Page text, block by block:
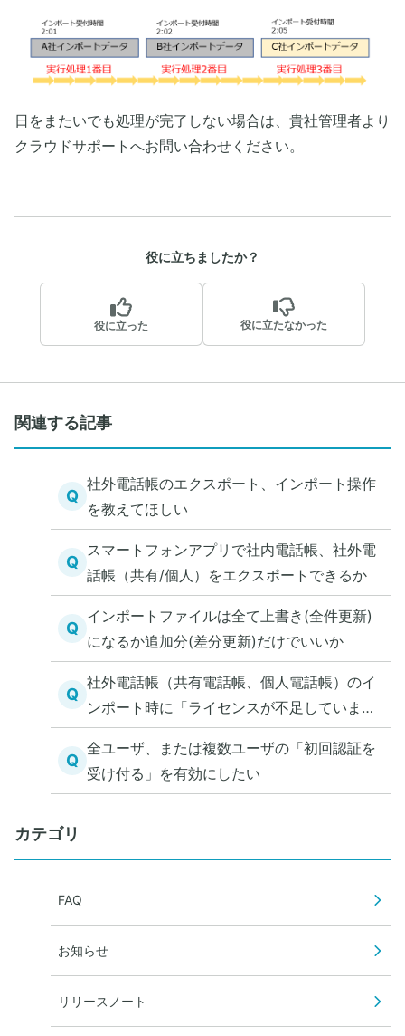
日をまたいでも処理が完了しない場合は、貴社管理者より
クラウドサポートへお問い合わせください。
役に立ちましたか？
役に立った 役に立たなかった
関連する記事
Q
社外電話帳のエクスポート、インポート操作
を教えてほしい
Q
スマートフォンアプリで社内電話帳、社外電
話帳（共有/個人）をエクスポートできるか
Q
インポートファイルは全て上書き(全件更新)
になるか追加分(差分更新)だけでいいか
Q
社外電話帳（共有電話帳、個人電話帳）のイ
ンポート時に「ライセンスが不足していま
す。」と表示された
Q
全ユーザ、または複数ユーザの「初回認証を
受け付る」を有効にしたい
カテゴリ
FAQ
お知らせ
リリースノート